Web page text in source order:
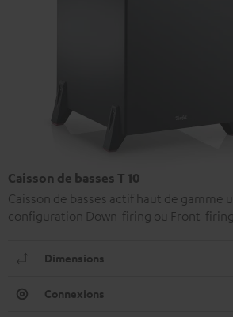
Caisson de basses T 10
Caisson de basses actif haut de gamme
configuration Down-firing ou Front-firing
Dimensions
Connexions